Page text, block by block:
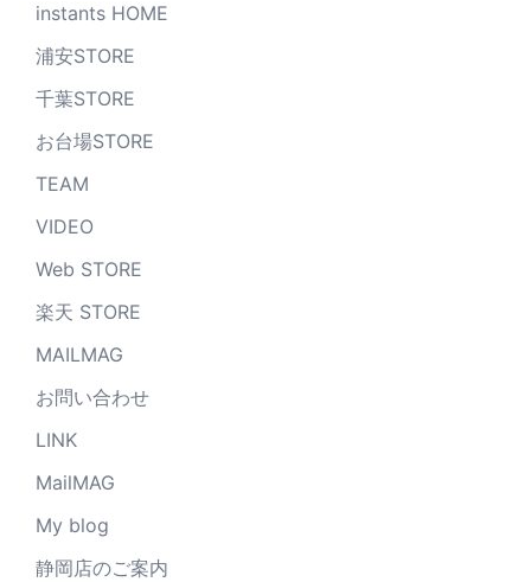
instants HOME
浦安STORE
千葉STORE
お台場STORE
TEAM
VIDEO
Web STORE
楽天 STORE
MAILMAG
お問い合わせ
LINK
MailMAG
My blog
静岡店のご案内